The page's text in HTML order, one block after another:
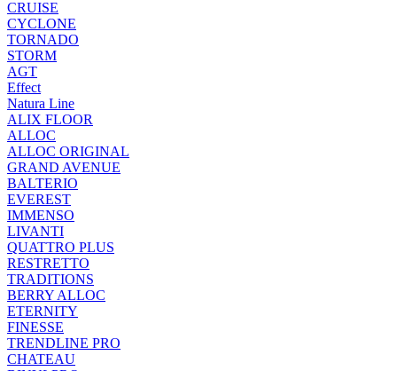
CRUISE
CYCLONE
TORNADO
STORM
AGT
Effect
Natura Line
ALIX FLOOR
ALLOC
ALLOC ORIGINAL
GRAND AVENUE
BALTERIO
EVEREST
IMMENSO
LIVANTI
QUATTRO PLUS
RESTRETTO
TRADITIONS
BERRY ALLOC
ETERNITY
FINESSE
TRENDLINE PRO
CHATEAU